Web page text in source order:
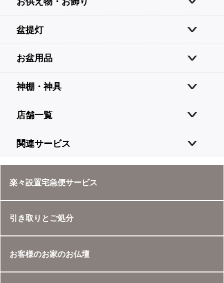
盆提灯
お盆用品
神棚・神具
店舗一覧
関連サービス
楽々設置宅急便サービス
引き取りとご処分
お客様のお家のお仏壇